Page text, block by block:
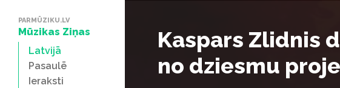
PARMŪZIKU.LV
Mūzikas Ziņas
Latvijā
Pasaulē
Ieraksti
Kaspars Zlidnis
no dziesmu